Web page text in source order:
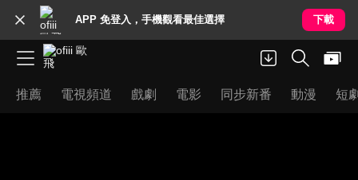
APP 免登入，手機觀看最佳選擇 下載
推薦 電視頻道 戲劇 電影 同步新番 動漫 短